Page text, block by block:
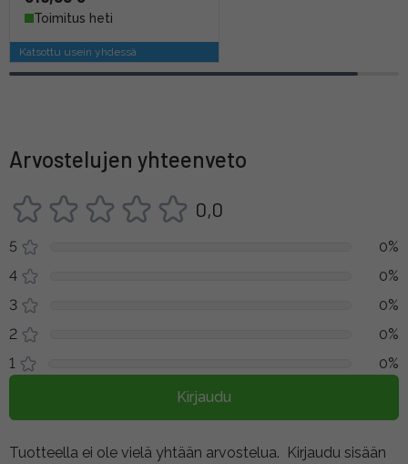
Toimitus heti
Katsottu usein yhdessä
Arvostelujen yhteenveto
0,0
5
0%
4
0%
3
0%
2
0%
1
0%
Kirjaudu
Tuotteella ei ole vielä yhtään arvostelua. Kirjaudu sisään